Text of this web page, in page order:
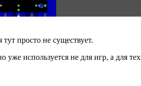
тут просто не существует.
используется не для игр, а для